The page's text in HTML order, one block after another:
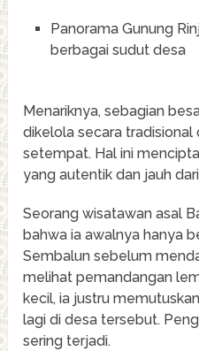
Panorama Gunung
berbagai sudut desa
Menariknya, sebagian
dikelola secara tradisional
setempat. Hal ini
yang autentik dan jauh
Seorang wisatawan asal
bahwa ia awalnya hanya
Sembalun sebelum
melihat pemandangan
kecil, ia justru
lagi di desa tersebut.
sering terjadi.